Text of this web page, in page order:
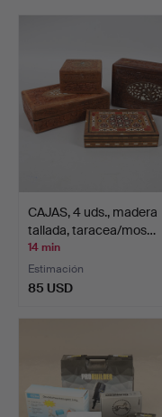
CAJAS, 4 uds., madera
tallada, taracea/mos…
14 min
Estimación
85 USD